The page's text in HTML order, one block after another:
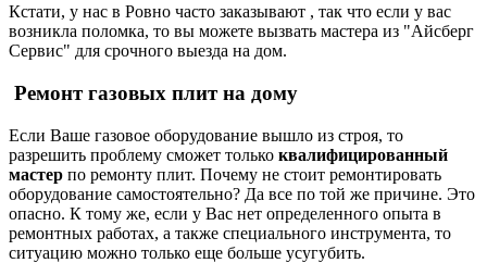
Кстати, у нас в Ровно часто заказывают , так что если у вас
возникла поломка, то вы можете вызвать мастера из "Айсберг
Сервис" для срочного выезда на дом.
Ремонт газовых плит на дому
Если Ваше газовое оборудование вышло из строя, то
разрешить проблему сможет только квалифицированный
мастер по ремонту плит. Почему не стоит ремонтировать
оборудование самостоятельно? Да все по той же причине. Это
опасно. К тому же, если у Вас нет определенного опыта в
ремонтных работах, а также специального инструмента, то
ситуацию можно только еще больше усугубить.